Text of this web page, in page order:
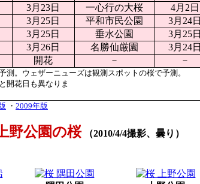
3月23日 一心行の大桜
4月2日
3月25日 平和市民公園
3月24日
3月25日 垂水公園
3月25日
3月26日 名勝仙厳園
3月24日
開花 － －
。ウェザーニューズは観測スポットの桜で予測。
開花日も異なりま
・ 2009年版
野公園の桜 （2010/4/4撮影、曇り）